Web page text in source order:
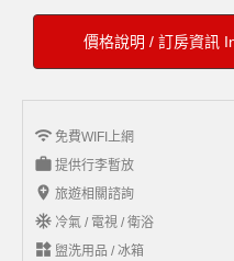
價格說明 / 訂房資訊
wifi 免費WIFI上網
work 提供行李暫放
add_location 旅遊相關諮詢
ac_unit 冷氣 / 電視 / 衛浴
widgets 盥洗用品 / 冰箱